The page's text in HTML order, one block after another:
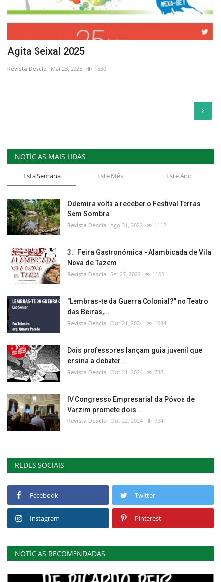
Agita Seixal 2025
Revista Descla Mai 23, 2025 1530
›
NOTÍCIAS MAIS LIDAS
Esta Semana Este Mês Este Ano
Odemira volta a receber o Festival Terras
Sem Sombra
Revista Descla Ago 31, 2022 1112
3.ª Feira Gastronómica - Alambicada de Vila
Nova de Tazem
Revista Descla Set 27, 2022 1105
"Lembras-te da Guerra Colonial?" no Teatro
das Beiras,...
Revista Descla Out 21, 2024 1084
Dois professores lançam guia juvenil que
ensina a debater...
Revista Descla Out 21, 2024 738
IV Congresso Empresarial da Póvoa de
Varzim promete dois...
Revista Descla Out 22, 2024 734
REDES SOCIAIS
Facebook Twitter
Instagram Pinterest
NOTÍCIAS RECOMENDADAS